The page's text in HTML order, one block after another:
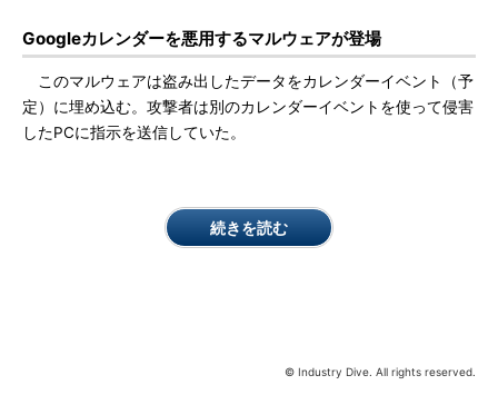
Googleカレンダーを悪用するマルウェアが登場
このマルウェアは盗み出したデータをカレンダーイベント（予
定）に埋め込む。攻撃者は別のカレンダーイベントを使って侵害
したPCに指示を送信していた。
続きを読む
© Industry Dive. All rights reserved.